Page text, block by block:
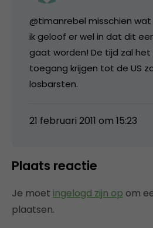
@timanrebel misschien
ik geloof er wel in dat dit
gaat worden! De tijd zal het
toegang krijgen tot de US
losbarsten.
21 februari 2011 om 15:23
Plaats reactie
Je moet ingelogd zijn op om
plaatsen.